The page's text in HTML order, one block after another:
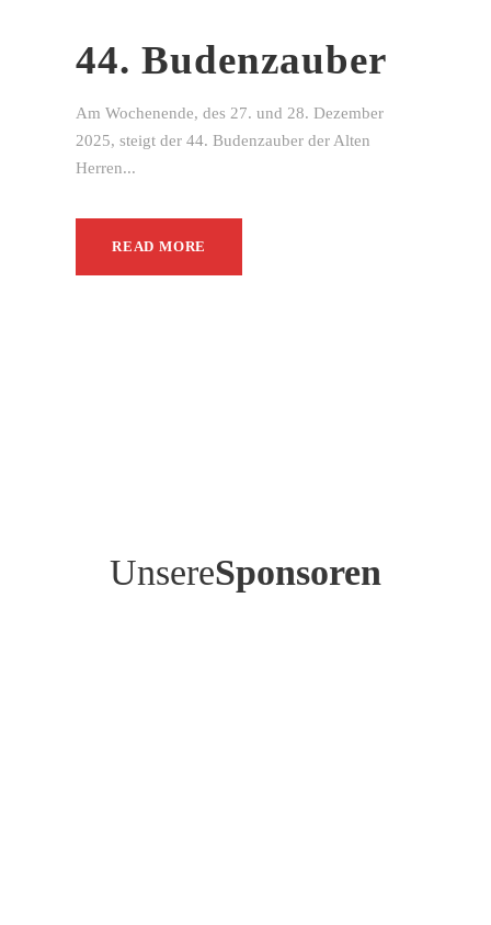
44. Budenzauber
Am Wochenende, des 27. und 28. Dezember
2025, steigt der 44. Budenzauber der Alten
Herren...
READ MORE
UnsereSponsoren